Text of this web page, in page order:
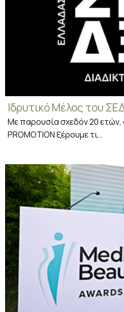
Ιδρυτικό Μέλος του
Με παρουσία σχεδόν 20 ετών,
PROMOTION ξέρουμε τι…